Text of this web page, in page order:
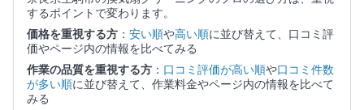
するポイントで変わります。
価格を重視する方 ： 安い順や高い順に並び替えて、口コミ評
価やページ内の情報を比べてみる
作業の品質を重視する方 ： 口コミ評価が高い順や口コミ件数
が多い順に並び替えて、作業料金やページ内の情報を比べて
みる